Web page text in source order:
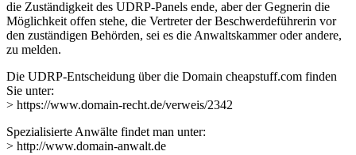
die Zuständigkeit des UDRP-Panels ende, aber der Gegnerin die
Möglichkeit offen stehe, die Vertreter der Beschwerdeführerin vor
den zuständigen Behörden, sei es die Anwaltskammer oder andere,
zu melden.
Die UDRP-Entscheidung über die Domain cheapstuff.com finden
Sie unter:
> https://www.domain-recht.de/verweis/2342
Spezialisierte Anwälte findet man unter:
> http://www.domain-anwalt.de